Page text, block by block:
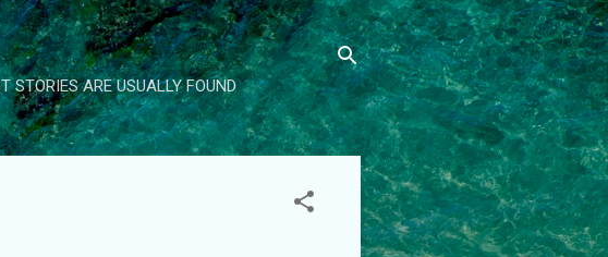
STORIES ARE USUALLY FOUND